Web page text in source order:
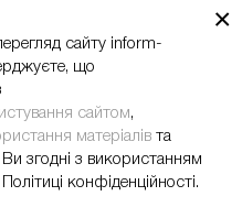
×
сайту inform-
що
сайтом,
матеріалів та
Ви згодні з використанням
конфіденційності.